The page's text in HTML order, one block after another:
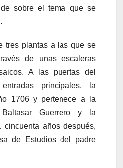
sobre el tema que se
tres plantas a las que se
de unas escaleras
A las puertas del
principales, la
1706 y pertenece a la
Guerrero y la
cincuenta años después,
de Estudios del padre